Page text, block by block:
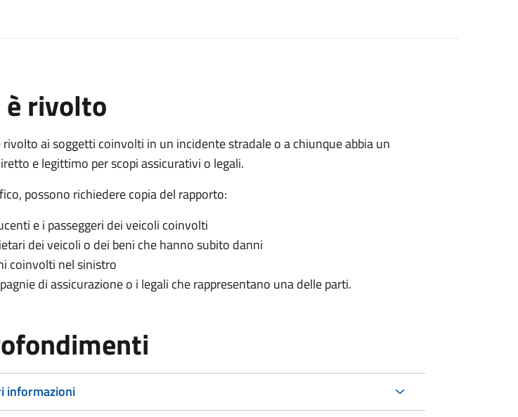
è rivolto
rivolto ai soggetti coinvolti in un incidente stradale o a chiunque abbia un
e legittimo per scopi assicurativi o legali.
possono richiedere copia del rapporto:
e i passeggeri dei veicoli coinvolti
dei veicoli o dei beni che hanno subito danni
coinvolti nel sinistro
di assicurazione o i legali che rappresentano una delle parti.
informazioni